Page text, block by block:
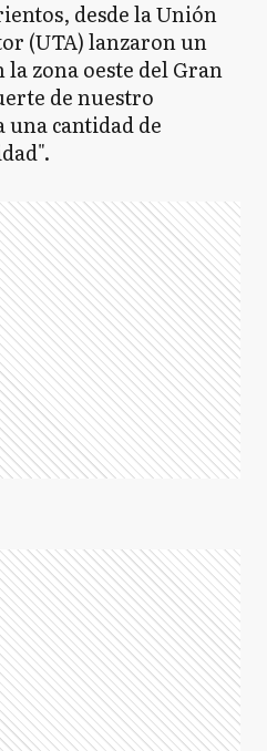
desde la Unión
(UTA) lanzaron un
la zona oeste del Gran
de nuestro
una cantidad de